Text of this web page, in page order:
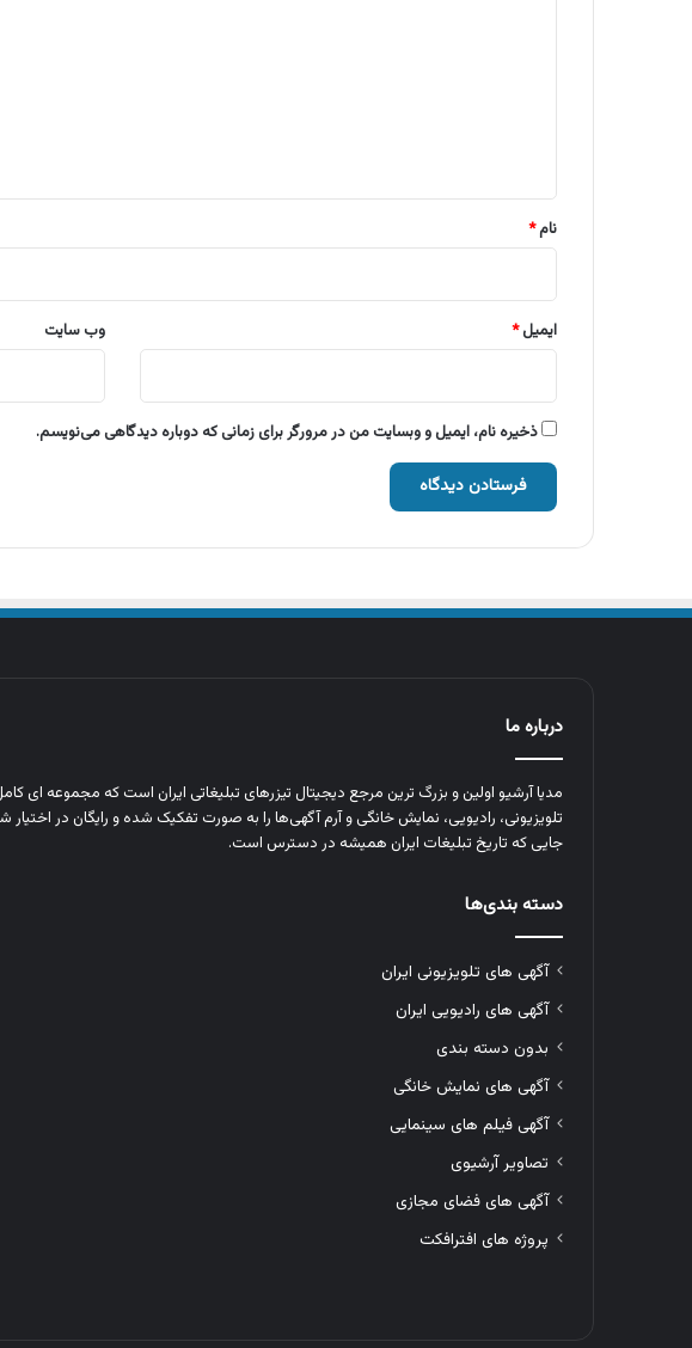
نام*
ایمیل* وب‌ سایت
ذخیره نام، ایمیل و وبسایت من در مرورگر برای زمانی که دوباره دیدگاهی می‌نویسم.
درباره ما
مدیا آرشیو اولین و بزرگ‌ ترین مرجع دیجیتال تیزرهای تبلیغاتی ایران است که مجموعه‌ ای
تلویزیونی، رادیویی، نمایش خانگی و آرم‌ آگهی‌ها را به‌ صورت تفکیک‌ شده و رایگان در اختیار
جایی که تاریخ تبلیغات ایران همیشه در دسترس است.
دسته بندی‌ها
آگهی های تلویزیونی ایران
آگهی های رادیویی ایران
بدون دسته بندی
آگهی های نمایش خانگی
آگهی فیلم های سینمایی
تصاویر آرشیوی
آگهی های فضای مجازی
پروژه های افترافکت